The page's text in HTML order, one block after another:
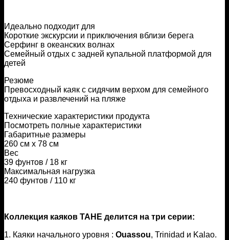
Идеально подходит для
Короткие экскурсии и приключения вблизи берега
Серфинг в океанских волнах
Семейный отдых с задней купальной платформой для
детей
Резюме
Превосходный каяк с сидячим верхом для семейного
отдыха и развлечений на пляже
Технические характеристики продукта
Посмотреть полные характеристики
Габаритные размеры
260 см x 78 см
Вес
39 фунтов / 18 кг
Максимальная нагрузка
240 фунтов / 110 кг
Коллекция каяков TAHE делится на три серии:
1. Каяки начального уровня : Ouassou, Trinidad и Kalao.